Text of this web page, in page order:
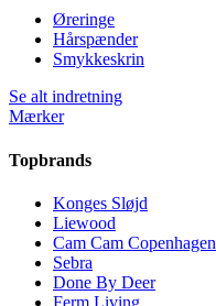
Øreringe
Hårspænder
Smykkeskrin
Se alt indretning
Mærker
Topbrands
Konges Sløjd
Liewood
Cam Cam Copenhagen
Sebra
Done By Deer
Ferm Living